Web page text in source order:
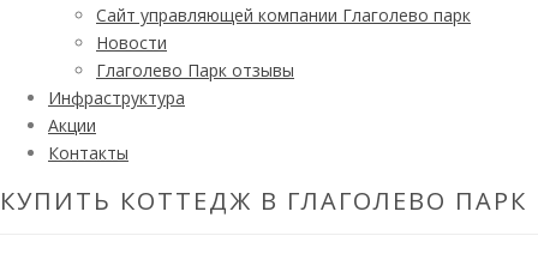
Сайт управляющей компании Глаголево парк
Новости
Глаголево Парк отзывы
Инфраструктура
Акции
Контакты
КУПИТЬ КОТТЕДЖ В ГЛАГОЛЕВО ПАРК